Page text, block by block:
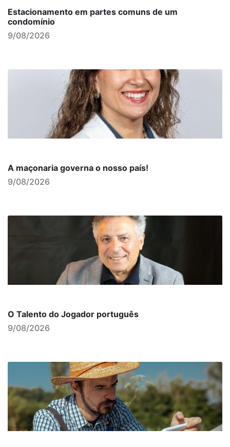
Estacionamento em partes comuns de um
condomínio
9/08/2026
A maçonaria governa o nosso país!
9/08/2026
O Talento do Jogador português
9/08/2026